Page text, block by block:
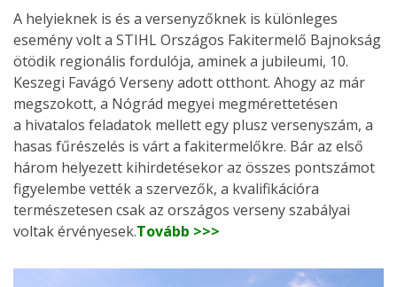
A helyieknek is és a versenyzőknek is különleges
esemény volt a STIHL Országos Fakitermelő Bajnokság
ötödik regionális fordulója, aminek a jubileumi, 10.
Keszegi Favágó Verseny adott otthont. Ahogy az már
megszokott, a Nógrád megyei megmérettetésen
a hivatalos feladatok mellett egy plusz versenyszám, a
hasas fűrészelés is várt a fakitermelőkre. Bár az első
három helyezett kihirdetésekor az összes pontszámot
figyelembe vették a szervezők, a kvalifikációra
természetesen csak az országos verseny szabályai
voltak érvényesek.Tovább >>>